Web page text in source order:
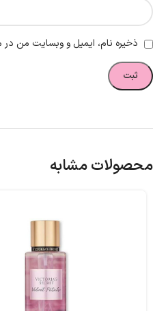
ذخیره نام، ایمیل و وبسایت من در
محصولات مشابه